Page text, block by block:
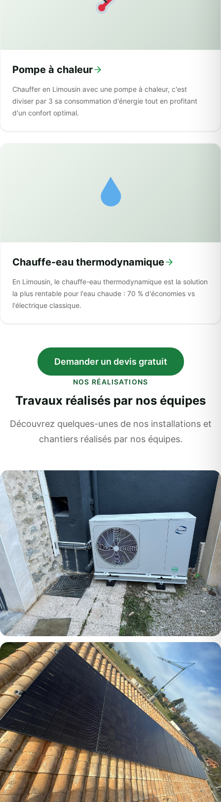
Pompe à chaleur
Chauffer en Limousin avec une pompe à chaleur, c'est
diviser par 3 sa consommation d'énergie tout en profitant
d'un confort optimal.
Chauffe-eau thermodynamique
En Limousin, le chauffe-eau thermodynamique est la solution
la plus rentable pour l'eau chaude : 70 % d'économies vs
l'électrique classique.
Demander un devis gratuit
NOS RÉALISATIONS
Travaux réalisés par nos équipes
Découvrez quelques-unes de nos installations et
chantiers réalisés par nos équipes.